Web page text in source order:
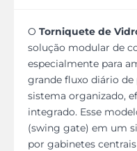
O Torniquete de
solução modular de
especialmente para
grande fluxo diário de
sistema organizado,
integrado. Esse
(swing gate) em um
por gabinetes